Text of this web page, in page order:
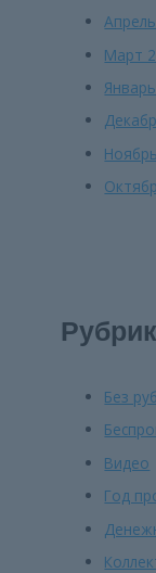
Март
Без
Видео
Год